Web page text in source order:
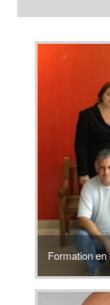
Formation